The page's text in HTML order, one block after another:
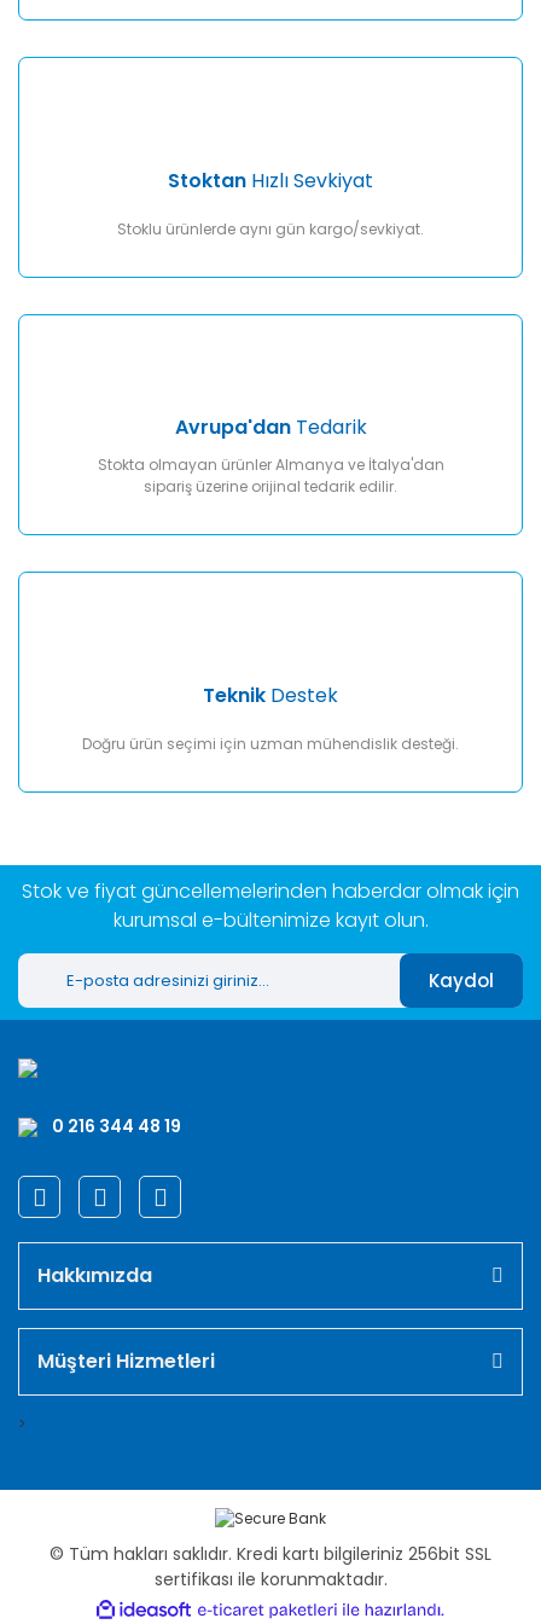
Stoktan Hızlı Sevkiyat
Stoklu ürünlerde aynı gün kargo/sevkiyat.
Avrupa'danTedarik
Stokta olmayan ürünler Almanya ve İtalya'dan
sipariş üzerine orijinal tedarik edilir.
Teknik Destek
Doğru ürün seçimi için uzman mühendislik desteği.
Stok ve fiyat güncellemelerinden haberdar olmak için
kurumsal e-bültenimize kayıt olun.
Kaydol
0 216 344 48 19
Hakkımızda
Müşteri Hizmetleri
>
© Tüm hakları saklıdır. Kredi kartı bilgileriniz 256bit SSL
sertifikası ile korunmaktadır.
ideasoft
e-